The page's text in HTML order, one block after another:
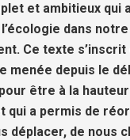
et ambitieux qui
dans
Ce texte s’inscrit
menée depuis le
être à la
qui a permis de
déplacer, de nous